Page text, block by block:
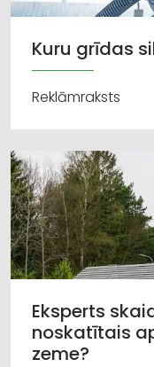
Kuru grīdas
Reklāmraksts
Eksperts
noskatītais
zeme?